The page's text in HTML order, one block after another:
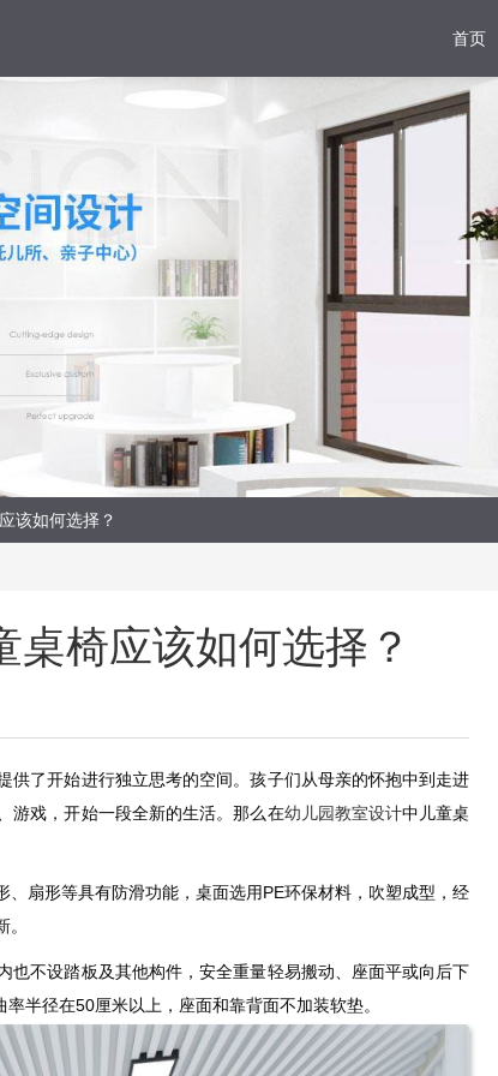
首页
该如何选择？
椅应该如何选择？
了开始进行独立思考的空间。孩子们从母亲的怀抱中到走进
游戏，开始一段全新的生活。那么在幼儿园教室设计中儿童桌
扇形等具有防滑功能，桌面选用PE环保材料，吹塑成型，经
不设踏板及其他构件，安全重量轻易搬动、座面平或向后下
半径在50厘米以上，座面和靠背面不加装软垫。